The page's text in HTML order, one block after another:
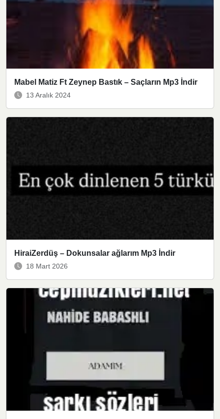
Mabel Matiz Ft Zeynep Bastık – Saçların Mp3 İndir
13 Aralık 2024
HiraiZerdüş – Dokunsalar ağlarım Mp3 İndir
18 Mart 2026